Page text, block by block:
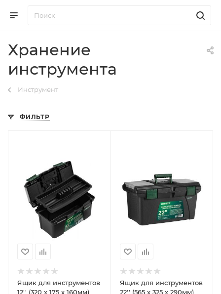
Хранение
инструмента
Инструмент
ФИЛЬТР
Ящик для инструментов
12'' (320 х 175 х 160мм)
Ящик для инструментов
22'' (565 х 325 х 290мм)